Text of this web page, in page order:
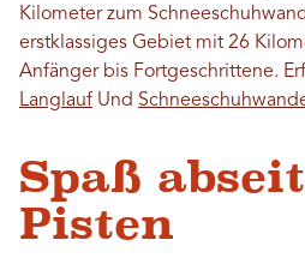
Kilometer zum
erstklassiges Gebiet mit 26
Anfänger bis Fortgeschrittene.
Langlauf Und
Spaß
Pisten